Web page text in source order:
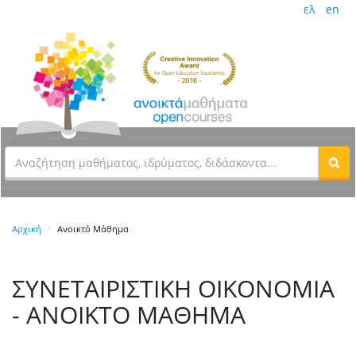
ελ en
Αρχική Ανοικτό Μάθημα
ΣΥΝΕΤΑΙΡΙΣΤΙΚΗ ΟΙΚΟΝΟΜΙΑ
- ΑΝΟΙΚΤΟ ΜΑΘΗΜΑ